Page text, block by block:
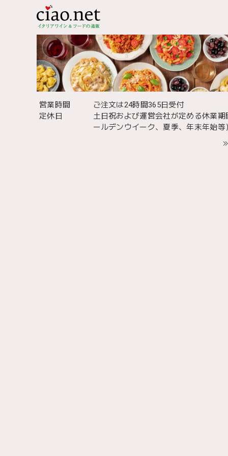
営業時間
ご注文は24時間365日受付
定休日
土日祝および運営会社が定める休業期
ールデンウイーク、夏季、年末年始等